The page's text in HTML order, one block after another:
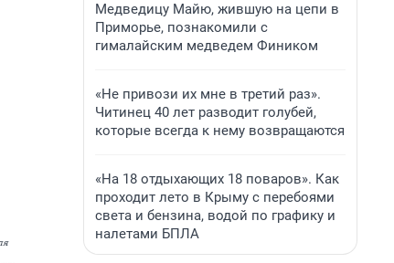
Медведицу Майю, жившую на цепи в
Приморье, познакомили с
гималайским медведем Фиником
«Не привози их мне в третий раз».
Читинец 40 лет разводит голубей,
которые всегда к нему возвращаются
«На 18 отдыхающих 18 поваров». Как
проходит лето в Крыму с перебоями
света и бензина, водой по графику и
налетами БПЛА